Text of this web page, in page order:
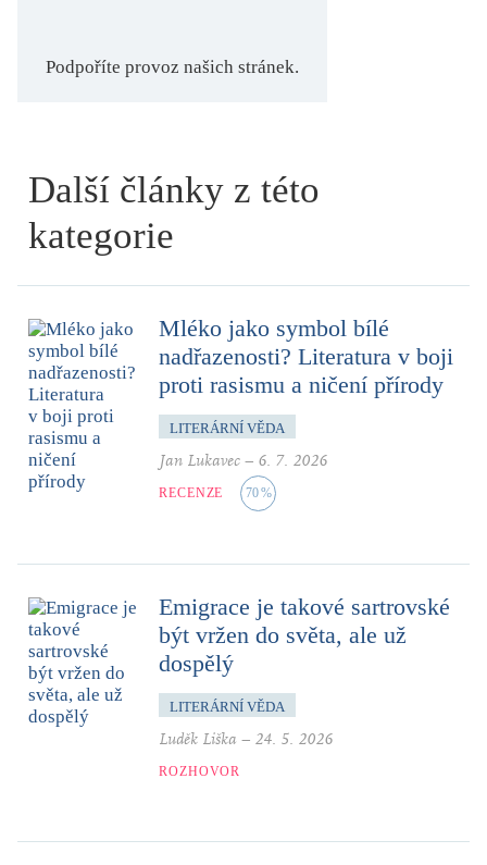
Podpoříte provoz našich stránek.
Další články z této
kategorie
Mléko jako symbol bílé
nadřazenosti? Literatura v boji
proti rasismu a ničení přírody
LITERÁRNÍ VĚDA
Jan Lukavec – 6. 7. 2026
RECENZE 70%
Emigrace je takové sartrovské
být vržen do světa, ale už
dospělý
LITERÁRNÍ VĚDA
Luděk Liška – 24. 5. 2026
ROZHOVOR